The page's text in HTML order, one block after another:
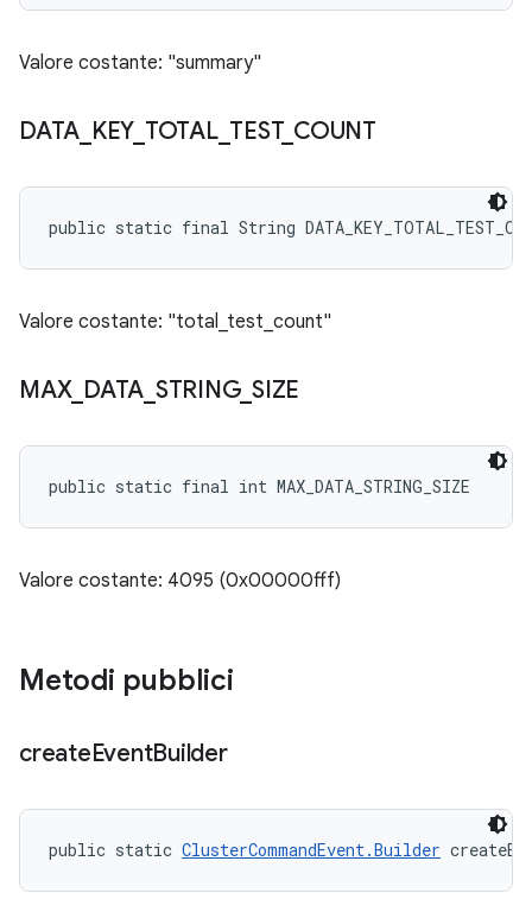
Valore costante: "summary"
DATA KEY_ TOTAL_ TEST_ COUNT
public static final String
Valore costante: "total_test_count"
MAX_ DATA STRING_ SIZE
public static final int MAX_DATA_STRING_SIZE
Valore costante: 4095 (0x00000fff)
Metodi pubblici
createEventBuilder
public static ClusterCommandEvent.Builder